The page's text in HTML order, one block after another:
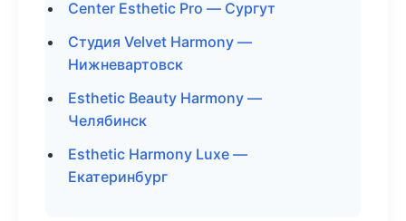
Center Esthetic Pro — Сургут
Студия Velvet Harmony —
Нижневартовск
Esthetic Beauty Harmony —
Челябинск
Esthetic Harmony Luxe —
Екатеринбург